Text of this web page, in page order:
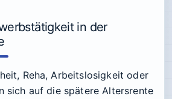
in der
Reha, Arbeitslosigkeit oder
sich auf die spätere Altersrente